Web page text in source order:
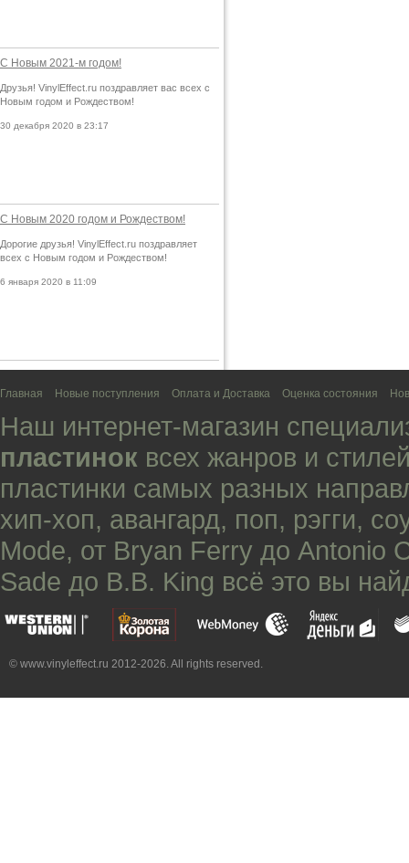
С Новым 2021-м годом!
Друзья! VinylEffect.ru поздравляет вас всех с
Новым годом и Рождеством!
30 декабря 2020 в 23:17
С Новым 2020 годом и Рождеством!
Дорогие друзья! VinylEffect.ru поздравляет
всех с Новым годом и Рождеством!
6 января 2020 в 11:09
Главная Новые поступления Оплата и Доставка Оценка состояния
Наш интернет-магазин
пластинок всех жанров и
пластинки самых разных
хип-хоп, авангард, поп, рэгги,
Mode, от Bryan Ferry до Antonio
Sade до B.B. King всё это вы
© www.vinyleffect.ru 2012-2026. All rights reserved.